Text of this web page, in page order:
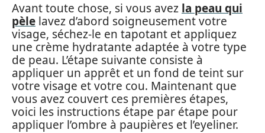
Avant toute chose, si vous avez la peau qui
pèle lavez d’abord soigneusement votre
visage, séchez-le en tapotant et appliquez
une crème hydratante adaptée à votre type
de peau. L’étape suivante consiste à
appliquer un apprêt et un fond de teint sur
votre visage et votre cou. Maintenant que
vous avez couvert ces premières étapes,
voici les instructions étape par étape pour
appliquer l’ombre à paupières et l’eyeliner.